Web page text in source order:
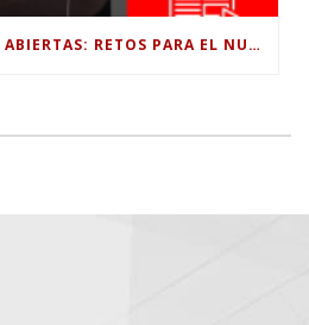
FINTECH Y FINANZAS ABIERTAS: RETOS PARA EL NUEVO GOBIERNO COLOMBIANO